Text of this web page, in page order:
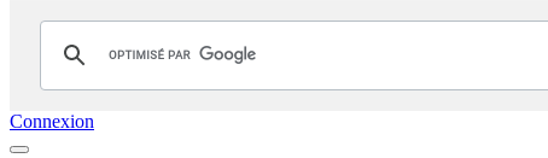
Connexion